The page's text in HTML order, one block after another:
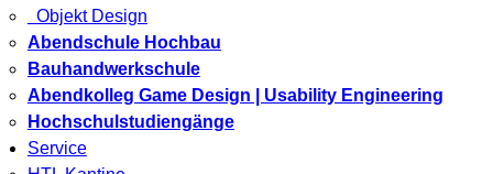
Objekt Design
Abendschule Hochbau
Bauhandwerkschule
Abendkolleg Game Design | Usability Engineering
Hochschulstudiengänge
Service